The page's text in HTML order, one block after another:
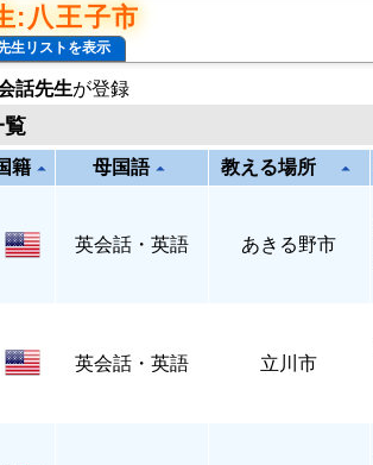
:八王子市
生リストを表示
話先生が登録
覧
籍arrow_drop_up 母国語arrow_drop_up 教える場所 arrow_drop_up
英会話・英語 あきる野市
英会話・英語 立川市